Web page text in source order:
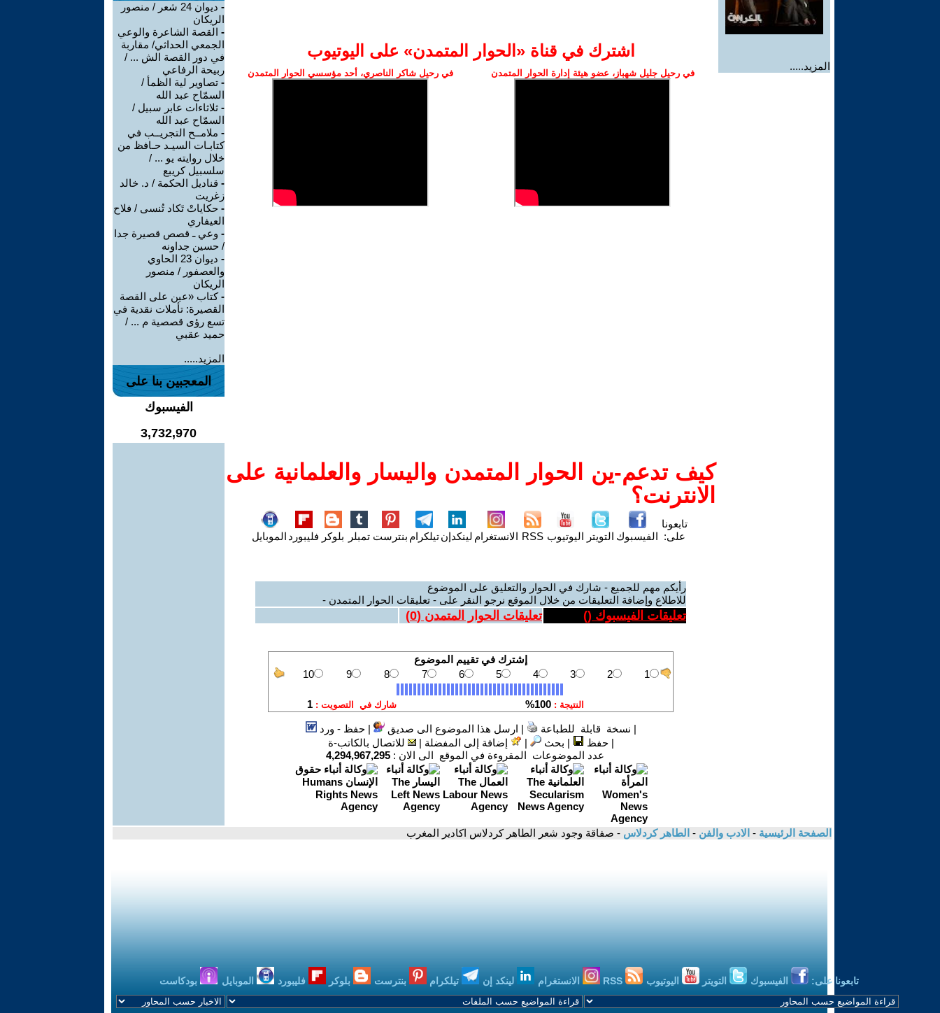
المزيد.....
اشترك في قناة ‫«الحوار المتمدن» على اليوتيوب
في رحيل جليل شهباز، عضو هيئة إدارة الحوار المتمدن في رحيل شاكر الناصري، أحد مؤسسي الحوار المتمدن
كيف تدعم-ين الحوار المتمدن واليسار والعلمانية على
الانترنت؟
تابعونا
على: الفيسبوك التويتر اليوتيوب RSS الانستغرام لينكدإنتيلكرام بنترست تمبلر بلوكر فليبورد الموبايل
رأيكم مهم للجميع - شارك في الحوار والتعليق على الموضوع
للاطلاع وإضافة التعليقات من خلال الموقع نرجو النقر على - تعليقات الحوار المتمدن -
تعليقات الفيسبوك () تعليقات الحوار المتمدن (0
)
| نسخة قابلة للطباعة | ارسل هذا الموضوع الى صديق |حفظ - ورد
|حفظ | بحث | إضافة إلى المفضلة |
للاتصال بالكاتب-ة
عدد الموضوعات المقروءة في الموقع الى الان : 4,294,967,295
-
ديوان 24 شعر / منصور
الريكان
- القصة الشاعرة والوعي
الجمعي الحداثي/ مقاربة
في دور القصة الش ... /
ربيحة الرفاعي
- تصاوير لية الظمأ /
السمّاح عبد الله
- ثلاثاءات عابر سبيل /
السمّاح عبد الله
- ملامــح التجريــب في
كتابـات السيـد حـافظ من
خلال روايته يو ... /
سلسبيل كريبع
- قناديل الحكمة / د. خالد
زغريت
- حكاياتْ تَكاد تُنسى / فلاح
العيفاري
- وعي ـ قصص قصيرة جدا
/ حسين جداونه
-
ديوان 23 الحاوي
والعصفور / منصور
الريكان
-كتاب «عين على القصة
القصيرة: تأملات نقدية في
تسع رؤى قصصية م ... /
حميد عقبي
المزيد.....
المعجبين بنا على
الفيسبوك
3,732,970
الصفحة الرئيسية - الادب والفن - الطاهر كردلاس - صفاقة وجود شعر الطاهر كردلاس اكادير المغرب
تابعونا على: الفيسبوك التويتر اليوتيوب الانستغرام لينكد إن تيلكرام بنترست بلوكر فليبورد الموبايل بودكاست